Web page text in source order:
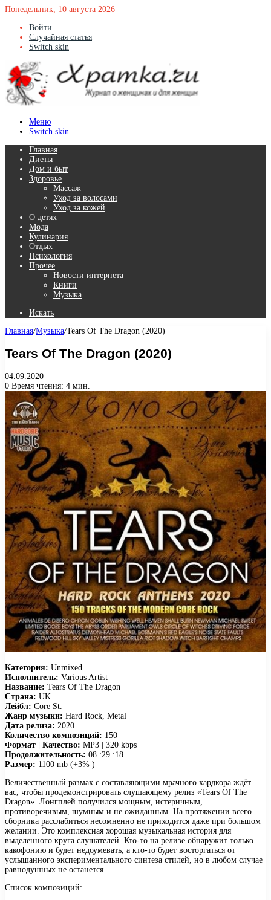
Понедельник, 10 августа 2026
Войти
Случайная статья
Switch skin
Меню
Switch skin
Главная
Диеты
Дом и быт
Здоровье
Массаж
Уход за волосами
Уход за кожей
О детях
Мода
Кулинария
Отдых
Психология
Прочее
Новости интернета
Книги
Музыка
Искать
Главная/Музыка/Tears Of The Dragon (2020)
Tears Of The Dragon (2020)
04.09.2020
0 Время чтения: 4 мин.
Категория: Unmixed
Исполнитель: Various Artist
Название: Tears Of The Dragon
Страна: UK
Лейбл: Core St.
Жанр музыки: Hard Rock, Metal
Дата релиза: 2020
Количество композиций: 150
Формат | Качество: MP3 | 320 kbps
Продолжительность: 08 :29 :18
Размер: 1100 mb (+3% )
Величественный размах с составляющими мрачного хардкора ждёт
вас, чтобы продемонстрировать слушающему релиз «Tears Of The
Dragon». Лонгплей получился мощным, истеричным,
противоречивым, шумным и не ожиданным. На протяжении всего
сборника расслабиться несомненно не приходится даже при большом
желании. Это комплексная хорошая музыкальная история для
выделенного круга слушателей. Кто-то на релизе обнаружит только
какофонию и будет недоумевать, а кто-то будет восторгаться от
услышанного экспериментального синтеза стилей, но в любом случае
равнодушных не останется. .
Список композиций: